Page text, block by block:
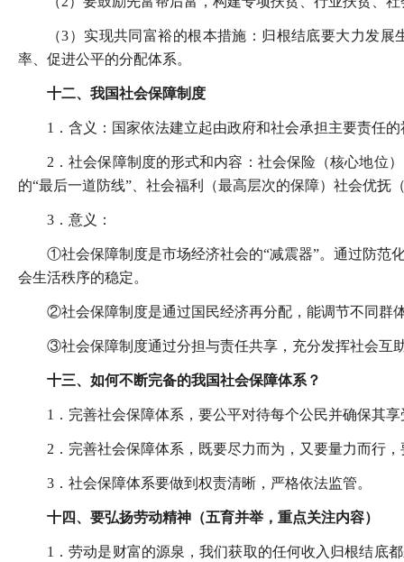
（3）实现共同富裕的根本措施：归根结底要大力发
率、促进公平的分配体系。
十二、我国社会保障制度
1．含义：国家依法建立起由政府和社会承担主要责任
2．社会保障制度的形式和内容：社会保险（核心地位
的“最后一道防线”、社会福利（最高层次的保障）社会优抚
3．意义：
①社会保障制度是市场经济社会的“减震器”。通过防范
会生活秩序的稳定。
②社会保障制度是通过国民经济再分配，能调节不同群
③社会保障制度通过分担与责任共享，充分发挥社会互
十三、如何不断完备的我国社会保障体系？
1．完善社会保障体系，要公平对待每个公民并确保其
2．完善社会保障体系，既要尽力而为，又要量力而行
3．社会保障体系要做到权责清晰，严格依法监管。
十四、要弘扬劳动精神（五育并举，重点关注内容）
1．劳动是财富的源泉，我们获取的任何收入归根结底